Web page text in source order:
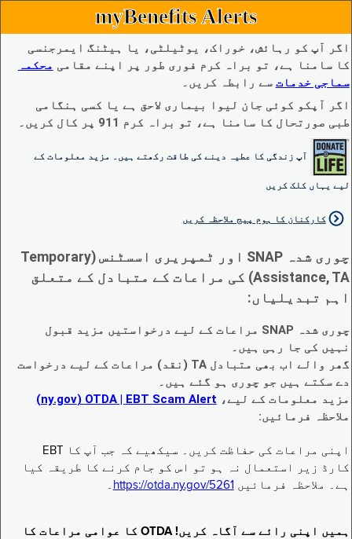
myBenefits Alerts
اگر آپ کو رہائش، خوراک، یوٹیلٹی، یا ہیٹنگ ایمرجنسی
کا سامنا ہے، تو براہ کرم فوری طور پر اپنے مقامی محکمہ
سماجی خدمات سے رابطہ کریں۔
اگر آپکو کوئی جان لیوا بیماری لاحق ہے یا کسی ہنگامی
طبی صورتحال کا سامنا ہے، تو براہ کرم 911 پر کال کریں۔
آپ زندگی کا عطیہ دینے کی طاقت رکھتے ہیں۔ مزید معلومات کے
لیے یہاں کلک کریں
کارکنان کا ہوم پیج ملاحظہ کریں
چوری شدہ SNAP اور ٹمپریری اسسٹنس (Temporary
Assistance, TA) کی مراعات کے متبادل کے متعلق
اہم تبدیلیاں:
چوری شدہ SNAP مراعات کے لیے درخواستیں مزید قبول
نہیں کی جا رہی ہیں۔
گھر والے اب بھی متبادل TA (نقد) مراعات کے لیے درخواست
دے سکتے ہیں جو چوری ہو گئے ہیں۔
مزید معلومات کے لیے، EBT Scam Alert ‏| OTDA ‏(ny.gov)
ملاحظہ فرمائیں:
اپنی مراعات کی حفاظت کریں۔ سیکھیے کہ جب آپ کا EBT
کارڈ زیر استعمال نہ ہو تو اس کو جام کرنے کا طریقہ کیا
ہے۔ ملاحظہ فرمائیں https://otda.ny.gov/5261 ۔
ہمیں اپنی رائے سے آگاہ کریں! OTDA کا عوامی مراعات کا